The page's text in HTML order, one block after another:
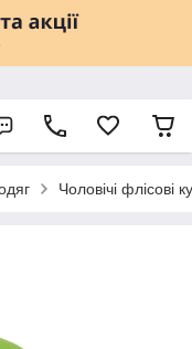
Чоловічі флісові